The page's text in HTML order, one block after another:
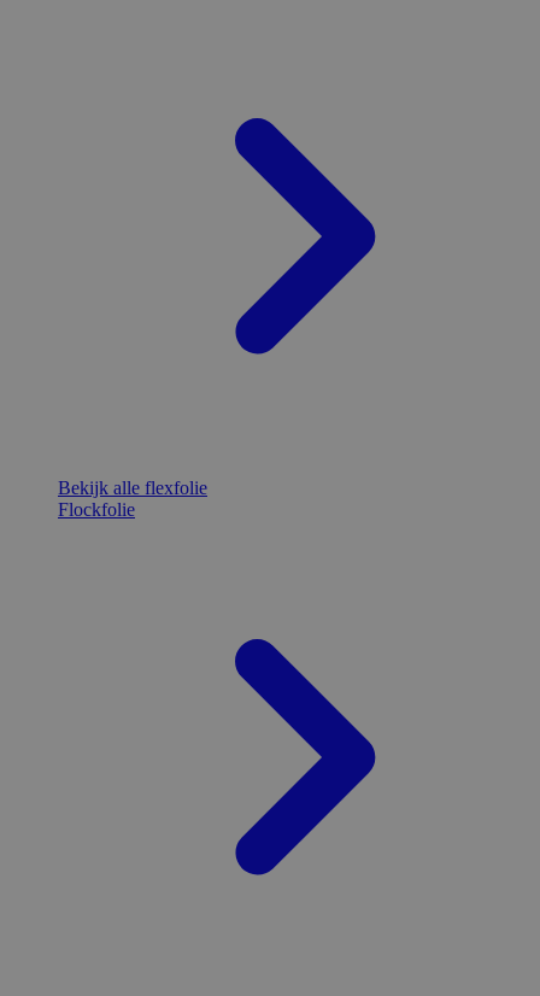
Bekijk alle flexfolie
Flockfolie